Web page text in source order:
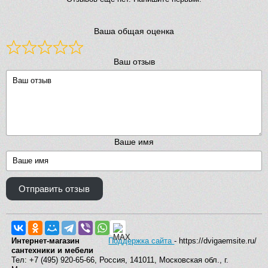
Ваша общая оценка
Ваш отзыв
Ваше имя
Отправить отзыв
Поддержка сайта- https://dvigaemsite.ru/
Интернет-магазин
сантехники и мебели
Тел: +7 (495) 920-65-66, Россия, 141011, Московская обл., г.